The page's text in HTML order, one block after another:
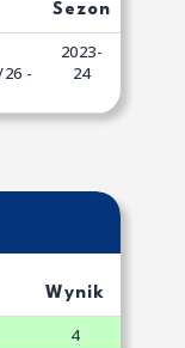
Sezon
-
2023-
24
Wynik
4